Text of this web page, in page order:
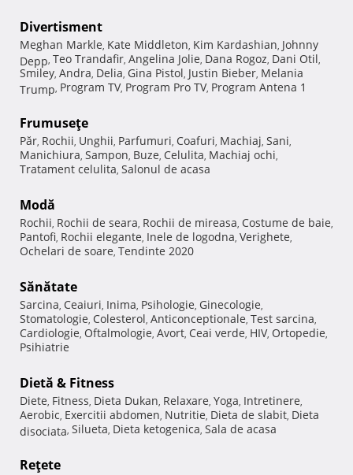
Divertisment
Meghan Markle, Kate Middleton, Kim Kardashian, Johnny
Depp, Teo Trandafir, Angelina Jolie, Dana Rogoz, Dani Otil,
Smiley, Andra, Delia, Gina Pistol, Justin Bieber, Melania
Trump, Program TV, Program Pro TV, Program Antena 1
Frumuseţe
Păr, Rochii, Unghii, Parfumuri, Coafuri, Machiaj, Sani,
Manichiura, Sampon, Buze, Celulita, Machiaj ochi,
Tratament celulita, Salonul de acasa
Modă
Rochii, Rochii de seara, Rochii de mireasa, Costume de baie,
Pantofi, Rochii elegante, Inele de logodna, Verighete,
Ochelari de soare, Tendinte 2020
Sănătate
Sarcina, Ceaiuri, Inima, Psihologie, Ginecologie,
Stomatologie, Colesterol, Anticonceptionale, Test sarcina,
Cardiologie, Oftalmologie, Avort, Ceai verde, HIV, Ortopedie,
Psihiatrie
Dietă & Fitness
Diete, Fitness, Dieta Dukan, Relaxare, Yoga, Intretinere,
Aerobic, Exercitii abdomen, Nutritie, Dieta de slabit, Dieta
disociata, Silueta, Dieta ketogenica, Sala de acasa
Reţete